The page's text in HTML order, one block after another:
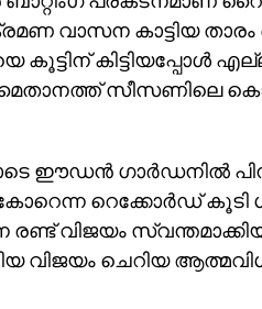
വാസന കാട്ടിയ
കൂട്ടിന് കിട്ടിയപ്പോള്‍
സീസണിലെ
ഈഡന്‍ ഗാര്‍ഡനില്‍
റെക്കോര്‍ഡ് കൂടി
രണ്ട് വിജയം
വിജയം ചെറിയ